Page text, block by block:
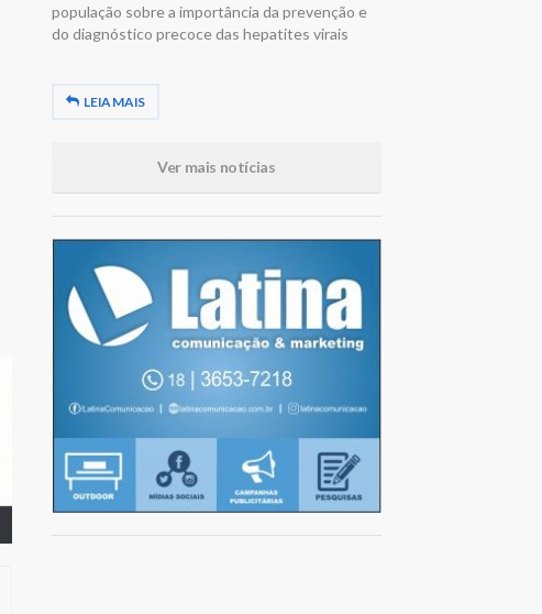
população sobre a importância da prevenção e
do diagnóstico precoce das hepatites virais
LEIA MAIS
Ver mais notícias